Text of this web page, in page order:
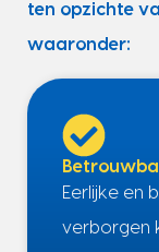
ten opzichte
waaronder:
Eerlijke en
verborgen